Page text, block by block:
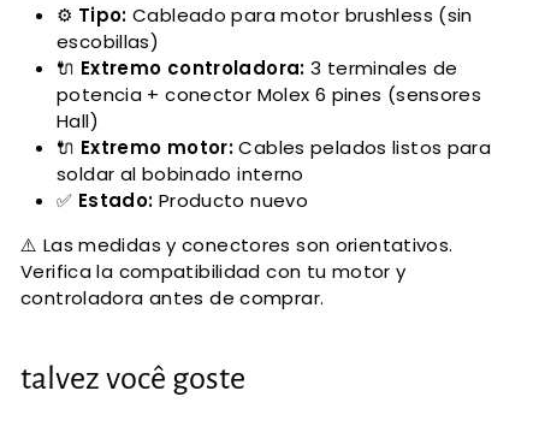
⚙️ Tipo: Cableado para motor brushless (sin
escobillas)
🔌 Extremo controladora: 3 terminales de
potencia + conector Molex 6 pines (sensores
Hall)
🔌 Extremo motor:Cables pelados listos para
soldar al bobinado interno
✅ Estado: Producto nuevo
⚠️ Las medidas y conectores son orientativos.
Verifica la compatibilidad con tu motor y
controladora antes de comprar.
talvez você goste